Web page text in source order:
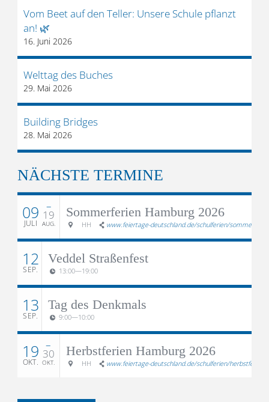
Vom Beet auf den Teller: Unsere Schule pflanzt
an! 🌿
16. Juni 2026
Welttag des Buches
29. Mai 2026
Building Bridges
28. Mai 2026
NÄCHSTE TERMINE
09
JULI
–
19
AUG.
Sommerferien Hamburg 2026
HH www.feiertage-deutschland.de/schulferien/
12
SEP.
Veddel Straßenfest
13:00—19:00
13
SEP.
Tag des Denkmals
9:00—10:00
19
OKT.
–
30
OKT.
Herbstferien Hamburg 2026
HH www.feiertage-deutschland.de/schulferien/herbstferien/